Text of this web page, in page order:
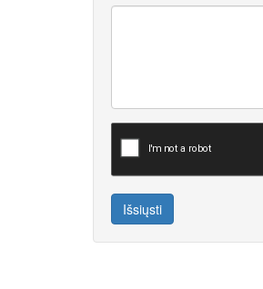
Išsiųsti